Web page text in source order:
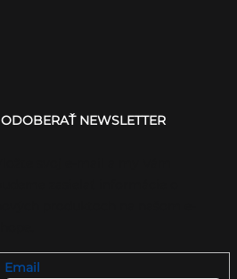
ODOBERAŤ NEWSLETTER
Email